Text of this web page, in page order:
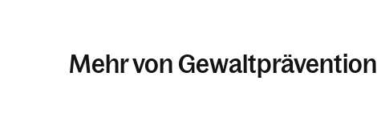
Mehr von Gewaltprävention